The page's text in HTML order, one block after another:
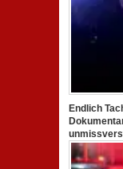
Endlich